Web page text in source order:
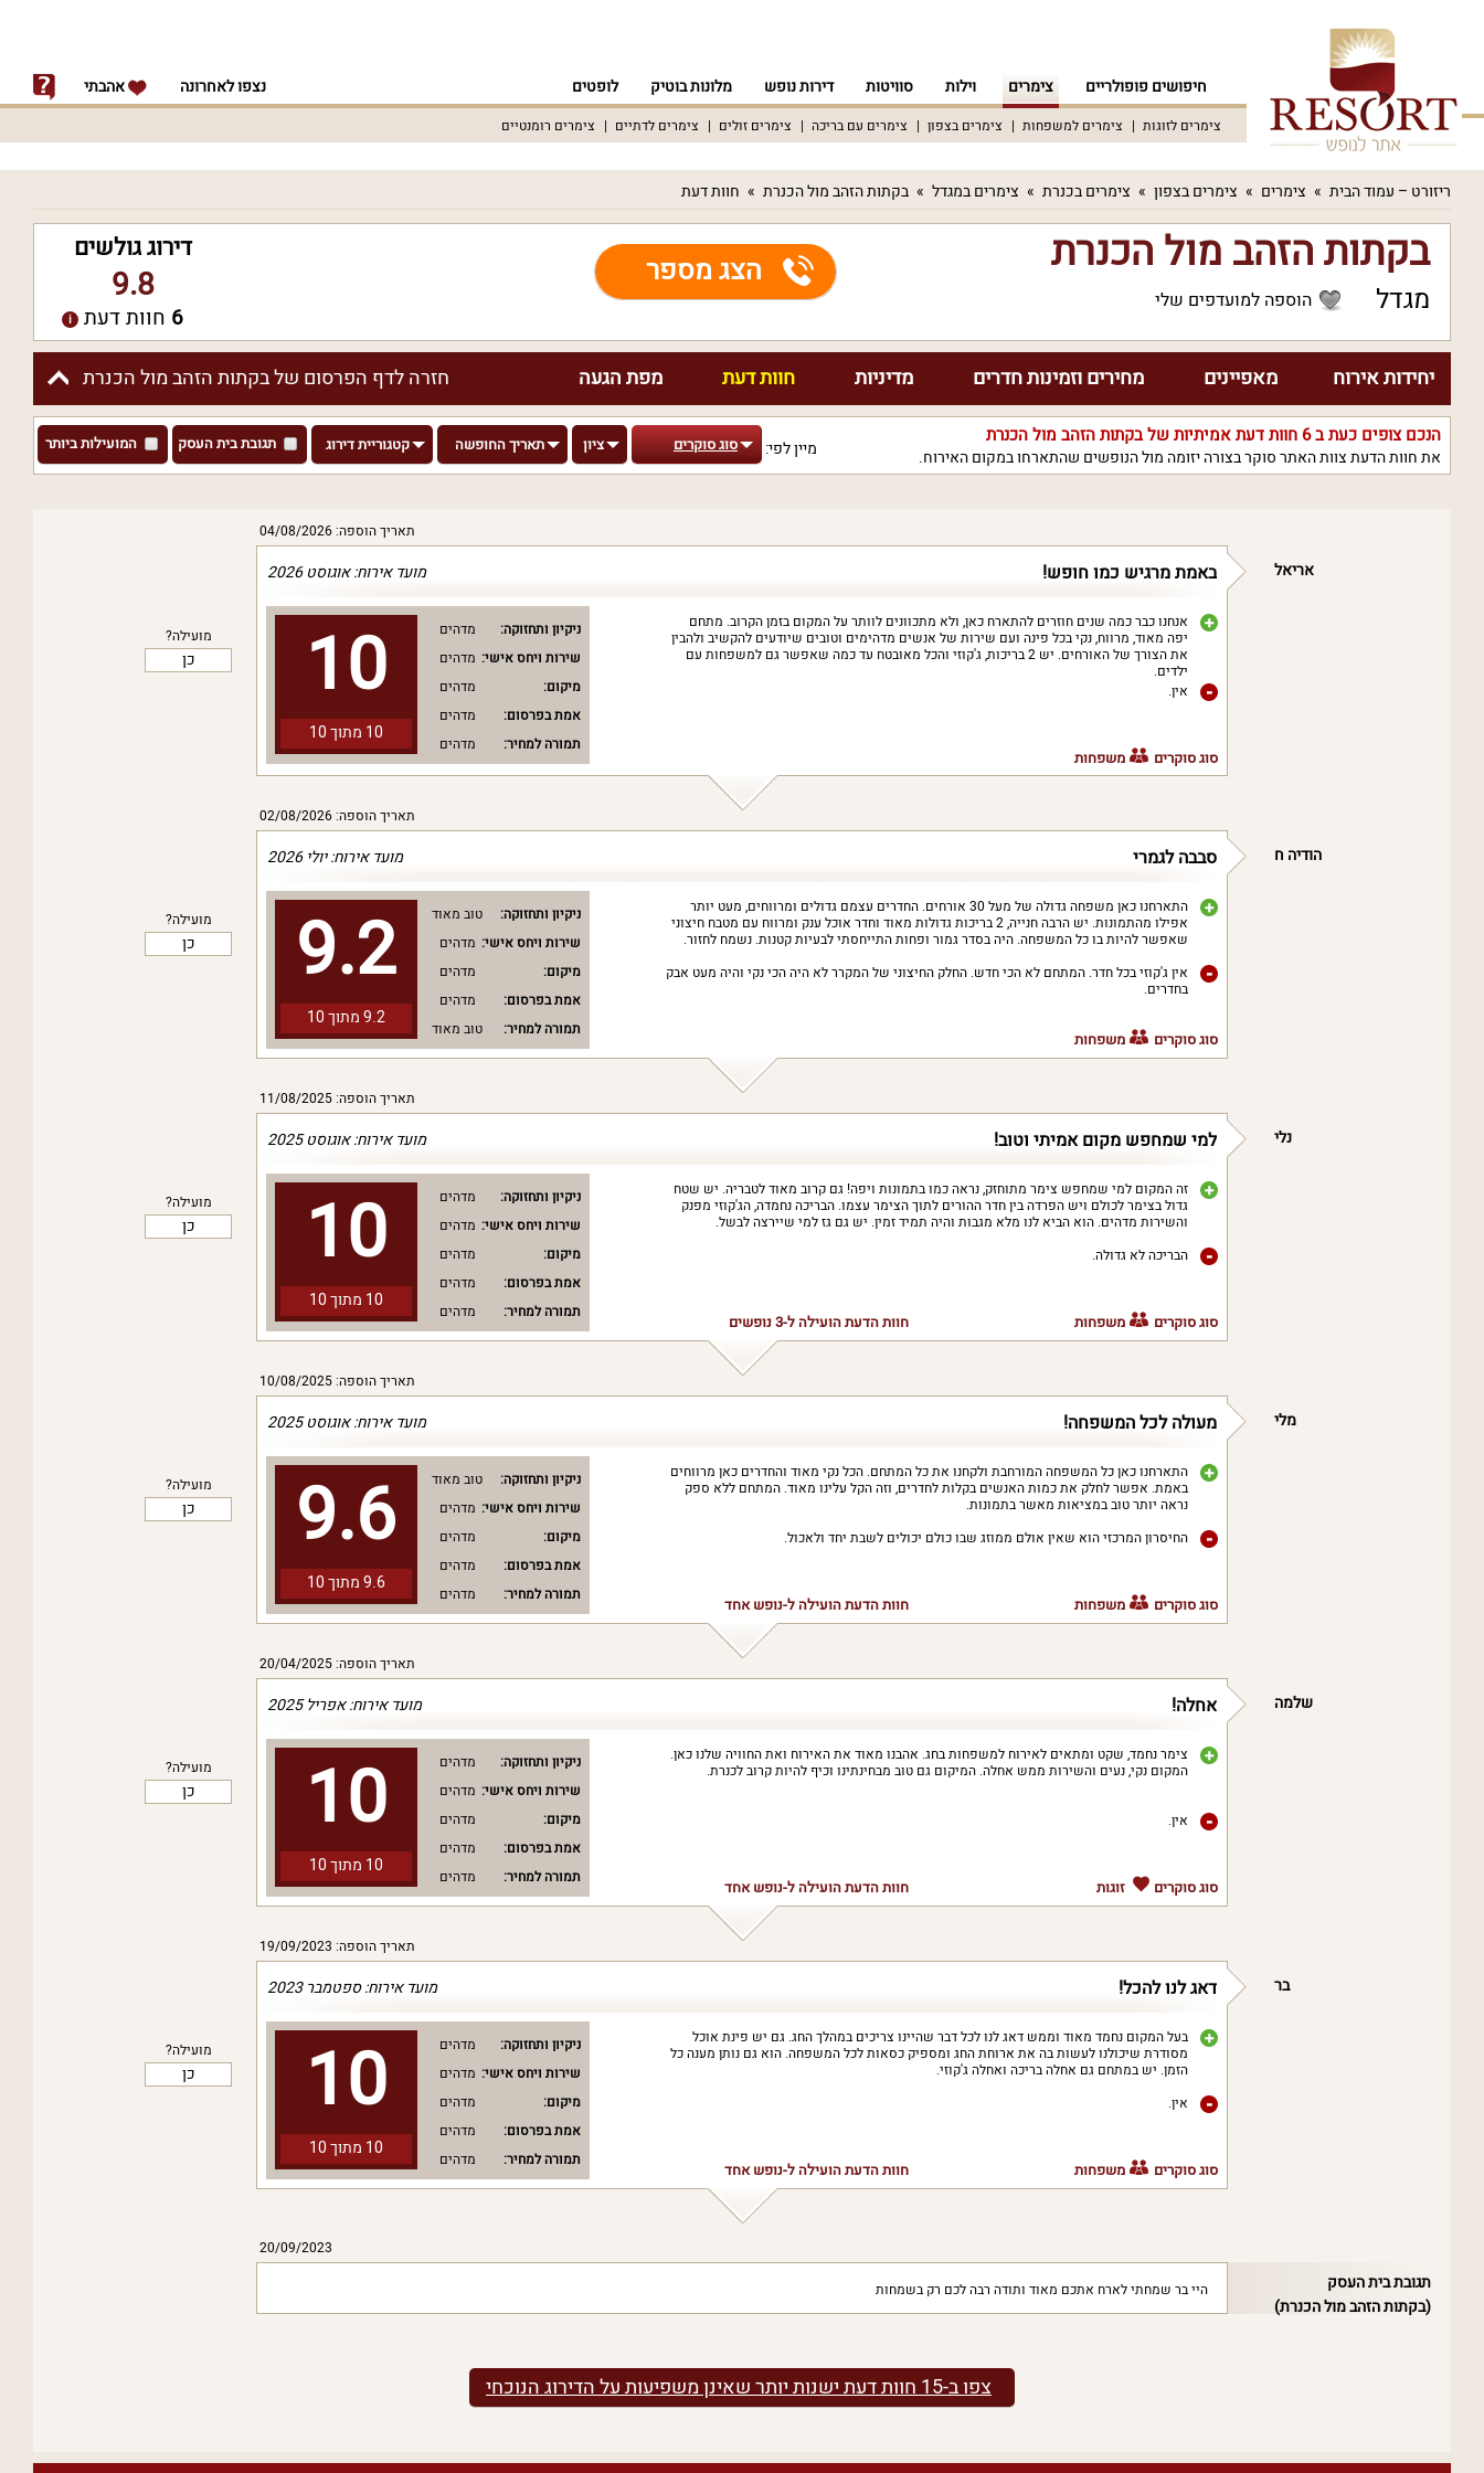
חיפושים פופולריים צימרים וילות סוויטות דירות נופש מלונות בוטיק לופטים נצפו לאחרונה אהבתי
צימרים לזוגות צימרים למשפחות צימרים בצפון צימרים עם בריכה צימרים זולים צימרים לדתיים צימרים רומנטיים
ריזורט – עמוד הבית צימרים צימרים בצפון צימרים בכנרת צימרים במגדל בקתות הזהב מול הכנרת חוות דעת
בקתות הזהב מול הכנרת
מגדל הוספה למועדפים שלי
הצג מספר
דירוג גולשים
9.8
6 חוות דעת
חזרה לדף הפרסום של בקתות הזהב מול הכנרת יחידות אירוח מאפיינים מחירים וזמינות חדרים מדיניות חוות דעת מפת הגעה
הנכם צופים כעת ב6 חוות דעת אמיתיות של בקתות הזהב מול הכנרת
את חוות הדעת צוות האתר סוקר בצורה יזומה מול הנופשים שהתארחו במקום האירוח. מיין לפי: סוג סוקרים ציון תאריך החופשה קטגוריית דירוג תגובת בית העסק המועילות ביותר
תאריך הוספה: 04/08/2026
מועילה?
כן
מועד אירוח: אוגוסט 2026 באמת מרגיש כמו חופש! אריאל
10
10 מתוך 10
ניקיון ותחזוקה:
מדהים
שירות ויחס אישי: מדהים
מיקום:
מדהים
אמת בפרסום:
מדהים
תמורה למחיר:
מדהים
אנחנו כבר כמה שנים חוזרים להתארח כאן, ולא מתכוונים לוותר על המקום בזמן הקרוב. מתחם
יפה מאוד, מרווח, נקי בכל פינה ועם שירות של אנשים מדהימים וטובים שיודעים להקשיב ולהבין
את הצורך של האורחים. יש 2 בריכות, ג'קוזי והכל מאובטח עד כמה שאפשר גם למשפחות עם
ילדים.
אין.
סוג סוקרים משפחות
תאריך הוספה: 02/08/2026
מועילה?
כן
מועד אירוח: יולי 2026 סבבה לגמרי הודיה ח
9.2
9.2 מתוך 10
ניקיון ותחזוקה:
טוב מאוד
שירות ויחס אישי: מדהים
מיקום:
מדהים
אמת בפרסום:
מדהים
תמורה למחיר:
טוב מאוד
התארחנו כאן משפחה גדולה של מעל 30 אורחים. החדרים עצמם גדולים ומרווחים, מעט יותר
אפילו מהתמונות. יש הרבה חנייה, 2 בריכות גדולות מאוד וחדר אוכל ענק ומרווח עם מטבח חיצוני
שאפשר להיות בו כל המשפחה. היה בסדר גמור ופחות התייחסתי לבעיות קטנות. נשמח לחזור.
אין ג'קוזי בכל חדר. המתחם לא הכי חדש. החלק החיצוני של המקרר לא היה הכי נקי והיה מעט אבק
בחדרים.
סוג סוקרים משפחות
תאריך הוספה: 11/08/2025
מועילה?
כן
מועד אירוח: אוגוסט 2025 למי שמחפש מקום אמיתי וטוב! נלי
10
10 מתוך 10
ניקיון ותחזוקה:
מדהים
שירות ויחס אישי: מדהים
מיקום:
מדהים
אמת בפרסום:
מדהים
תמורה למחיר:
מדהים
זה המקום למי שמחפש צימר מתוחזק, נראה כמו בתמונות ויפה! גם קרוב מאוד לטבריה. יש שטח
גדול בצימר לכולם ויש הפרדה בין חדר ההורים לתוך הצימר עצמו. הבריכה נחמדה, הג'קוזי מפנק
והשירות מדהים. הוא הביא לנו מלא מגבות והיה תמיד זמין. יש גם גז למי שיירצה לבשל.
הבריכה לא גדולה.
סוג סוקרים משפחות חוות הדעת הועילה ל-3 נופשים
תאריך הוספה: 10/08/2025
מועילה?
כן
מועד אירוח: אוגוסט 2025 מעולה לכל המשפחה! מלי
9.6
9.6 מתוך 10
ניקיון ותחזוקה:
טוב מאוד
שירות ויחס אישי: מדהים
מיקום:
מדהים
אמת בפרסום:
מדהים
תמורה למחיר:
מדהים
התארחנו כאן כל המשפחה המורחבת ולקחנו את כל המתחם. הכל נקי מאוד והחדרים כאן מרווחים
באמת. אפשר לחלק את כמות האנשים בקלות לחדרים, וזה הקל עלינו מאוד. המתחם ללא ספק
נראה יותר טוב במציאות מאשר בתמונות.
החיסרון המרכזי הוא שאין אולם ממוזג שבו כולם יכולים לשבת יחד ולאכול.
סוג סוקרים משפחות חוות הדעת הועילה ל-נופש אחד
תאריך הוספה: 20/04/2025
מועילה?
כן
מועד אירוח: אפריל 2025 אחלה! שלמה
10
10 מתוך 10
ניקיון ותחזוקה:
מדהים
שירות ויחס אישי: מדהים
מיקום:
מדהים
אמת בפרסום:
מדהים
תמורה למחיר:
מדהים
צימר נחמד, שקט ומתאים לאירוח למשפחות בחג. אהבנו מאוד את האירוח ואת החוויה שלנו כאן.
המקום נקי, נעים והשירות ממש אחלה. המיקום גם טוב מבחינתינו וכיף להיות קרוב לכנרת.
אין.
סוג סוקרים זוגות חוות הדעת הועילה ל-נופש אחד
תאריך הוספה: 19/09/2023
מועילה?
כן
מועד אירוח: ספטמבר 2023 דאג לנו להכל! בר
10
10 מתוך 10
ניקיון ותחזוקה:
מדהים
שירות ויחס אישי: מדהים
מיקום:
מדהים
אמת בפרסום:
מדהים
תמורה למחיר:
מדהים
בעל המקום נחמד מאוד וממש דאג לנו לכל דבר שהיינו צריכים במהלך החג. גם יש פינת אוכל
מסודרת שיכולנו לעשות בה את ארוחת החג ומספיק כסאות לכל המשפחה. הוא גם נותן מענה כל
הזמן. יש במתחם גם אחלה בריכה ואחלה ג'קוזי.
אין.
סוג סוקרים משפחות חוות הדעת הועילה ל-נופש אחד
20/09/2023
היי בר שמחתי לארח אתכם מאוד ותודה רבה לכם רק בשמחות
תגובת בית העסק
(בקתות הזהב מול הכנרת)
צפו ב-15 חוות דעת ישנות יותר שאינן משפיעות על הדירוג הנוכחי